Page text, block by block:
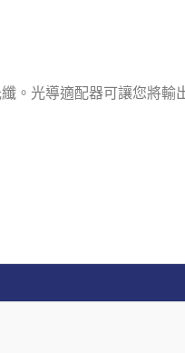
。光導適配器可讓您將輸